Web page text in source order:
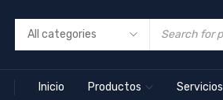
Inicio Productos Servicios